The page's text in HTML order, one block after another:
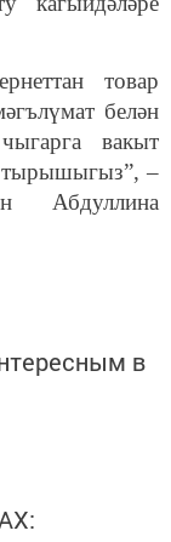
товар
белән
вакыт
тырышыгыз”, –
Абдуллина
в